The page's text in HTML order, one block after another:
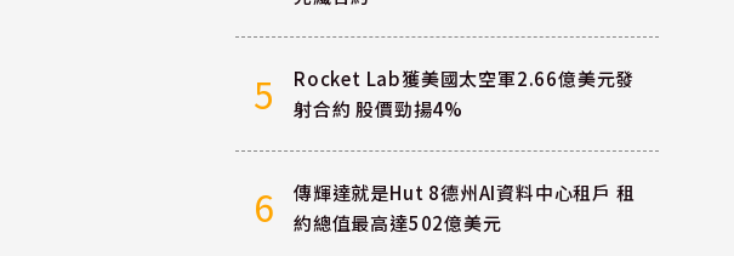
5
Rocket Lab獲美國太空軍2.66億美元發
射合約 股價勁揚4%
6
傳輝達就是Hut 8德州AI資料中心租戶 租
約總值最高達502億美元